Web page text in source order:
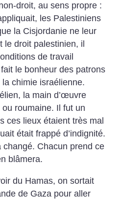
droit, au sens propre :
les Palestiniens
la Cisjordanie ne leur
le droit palestinien, il
de travail
le bonheur des patrons
chimie israélienne.
la main d’œuvre
roumaine. Il fut un
ces lieux étaient très mal
était frappé d’indignité.
changé. Chacun prend ce
blâmera.
du Hamas, on sortait
de Gaza pour aller